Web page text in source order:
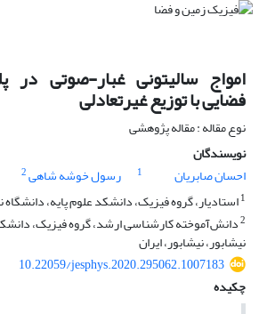
امواج سالیتونی غبار-صوتی در
فضایی با توزیع غیرتعادلی
نوع مقاله : مقاله پژوهشی
نویسندگان
احسان صابریان
1 رسول خوشه شاهی2
1استادیار، گروه فیزیک، دانشکد علوم پایه، دانشگاه
2دانش‌آموخته کارشناسی ارشد، گروه فیزیک،
نیشابور، نیشابور، ایران
10.22059/jesphys.2020.295062.1007183
چکیده